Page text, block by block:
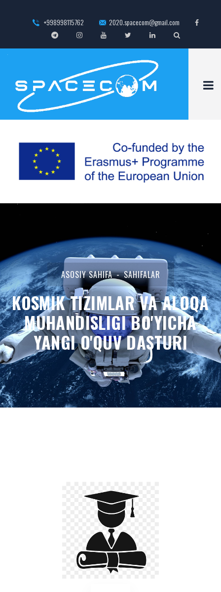
+998998115762 2020.spacecom@gmail.com
ASOSIY SAHIFA SAHIFALAR
KOSMIK TIZIMLAR VA ALOQA
MUHANDISLIGI BO'YICHA
YANGI O'QUV DASTURI